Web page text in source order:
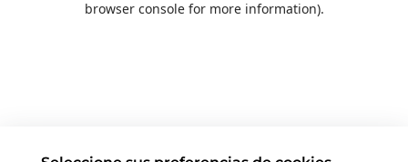
browser console for more information).